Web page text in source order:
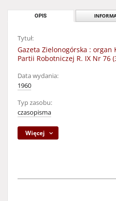
OPIS
Tytuł:
Gazeta Zielonogórska : organ
Partii Robotniczej R. IX Nr 76
Data wydania:
1960
Typ zasobu:
czasopisma
Więcej